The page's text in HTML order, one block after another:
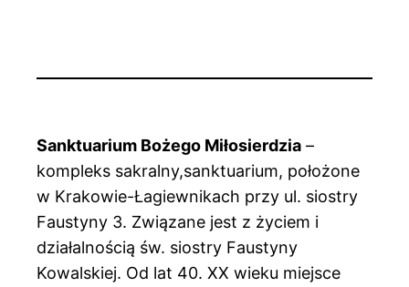
Sanktuarium Bożego Miłosierdzia –
kompleks sakralny,sanktuarium, położone
w Krakowie-Łagiewnikach przy ul. siostry
Faustyny 3. Związane jest z życiem i
działalnością św. siostry Faustyny
Kowalskiej. Od lat 40. XX wieku miejsce